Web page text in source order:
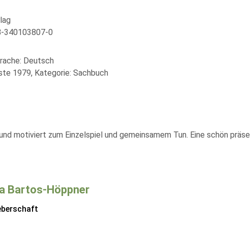
340103807-0
Deutsch
1979, Kategorie: Sachbuch
motiviert zum Einzelspiel und gemeinsamem Tun. Eine schön
Bartos-Höppner